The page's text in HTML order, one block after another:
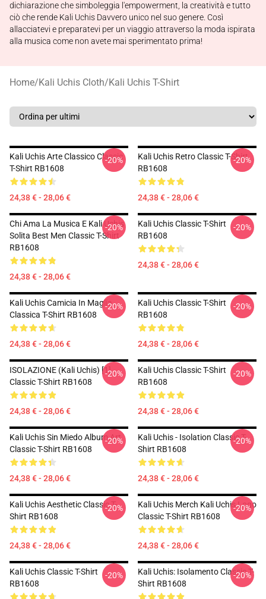
dichiarazione che simboleggia l'empowerment, la creatività e tutto
ciò che rende Kali Uchis Davvero unico nel suo genere. Così
allacciatevi e preparatevi per un viaggio attraverso la moda ispirata
alla musica come non avete mai sperimentato prima!
Home/Kali Uchis Cloth/Kali Uchis T-Shirt
Kali Uchis Arte Classico Classic
T-Shirt RB1608
24,38 € - 28,06 €
-20%
Kali Uchis Retro Classic T-Shirt
RB1608
24,38 € - 28,06 €
-20%
Chi Ama La Musica E Kali Uchis
Solita Best Men Classic T-Shirt
RB1608
24,38 € - 28,06 €
-20%
Kali Uchis Classic T-Shirt
RB1608
24,38 € - 28,06 €
-20%
Kali Uchis Camicia In Maglia
Classica T-Shirt RB1608
24,38 € - 28,06 €
-20%
Kali Uchis Classic T-Shirt
RB1608
24,38 € - 28,06 €
-20%
ISOLAZIONE (Kali Uchis) [1]
Classic T-Shirt RB1608
24,38 € - 28,06 €
-20%
Kali Uchis Classic T-Shirt
RB1608
24,38 € - 28,06 €
-20%
Kali Uchis Sin Miedo Album Art
Classic T-Shirt RB1608
24,38 € - 28,06 €
-20%
Kali Uchis - Isolation Classic T-
Shirt RB1608
24,38 € - 28,06 €
-20%
Kali Uchis Aesthetic Classic T-
Shirt RB1608
24,38 € - 28,06 €
-20%
Kali Uchis Merch Kali Uchis Logo
Classic T-Shirt RB1608
24,38 € - 28,06 €
-20%
Kali Uchis Classic T-Shirt
RB1608
-20%
Kali Uchis: Isolamento Classic T-
Shirt RB1608
-20%